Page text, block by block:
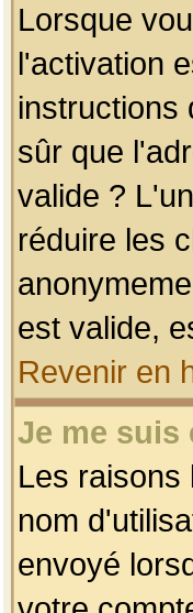
Lorsque
l'activation
instructions
sûr que
valide ?
réduire les
est valide,
Revenir en
Je me suis
Les raisons
nom
envoyé